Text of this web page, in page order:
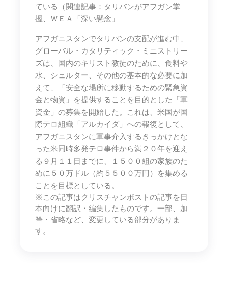
ている（関連記事：タリバンがアフガン掌
握、ＷＥＡ「深い懸念」
アフガニスタンでタリバンの支配が進む中、
グローバル・カタリティック・ミニストリー
ズは、国内のキリスト教徒のために、食料や
水、シェルター、その他の基本的な必要に加
えて、「安全な場所に移動するための緊急資
金と物資」を提供することを目的とした「軍
資金」の募集を開始した。これは、米国が国
際テロ組織「アルカイダ」への報復として、
アフガニスタンに軍事介入するきっかけとな
った米同時多発テロ事件から満２０年を迎え
る９月１１日までに、１５００組の家族のた
めに５０万ドル（約５５００万円）を集める
ことを目標としている。
※この記事はクリスチャンポストの記事を日
本向けに翻訳・編集したものです。一部、加
筆・省略など、変更している部分がありま
す。